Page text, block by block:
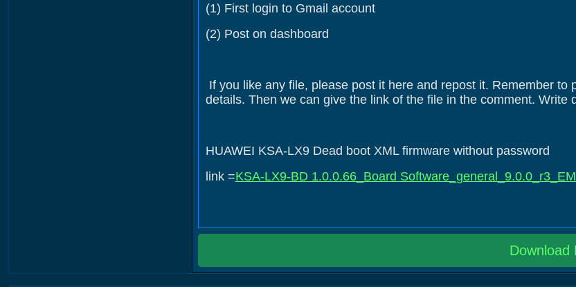
(1) First login to Gmail account
(2) Post on dashboard
If you like any file, please post it here and repost it. Remember
details. Then we can give the link of the file in the comment.
HUAWEI KSA-LX9 Dead boot XML firmware without password
link =KSA-LX9-BD 1.0.0.66_Board
Download